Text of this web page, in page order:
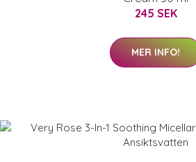
245 SEK
MER INFO!